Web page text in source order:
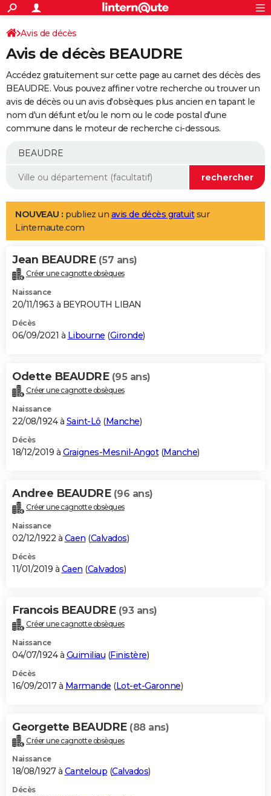
ACTUALITÉS
Politique
Société
Faits Divers
Education
Monde
Villes
+
SPORT
Coupe du monde 2026
Football
Tennis
Cyclisme
Rugby
Forum
Programme TV
TNT
Streaming
Cinéma
Sorties cinéma
Musique
+
FINANCE
Retraite
Epargne
Immobilier
Risques naturels par ville
Banque
Assurance
AUTO
Essais
Réserver un essai
Citadines
Berlines
SUV
Forum auto
+
Mobiles
Meilleur smartphone
Internet
Ordinateurs
Jeux vidéo
Guide high-tech
Aménagement intérieur
LIFESTYLE
Art de vivre
Bien-être
Loisirs
Mode
Modes de vie
Alimentation
Guide de la santé
Maladies
Médicaments
Sommeil
VOYAGE
Destinations
City break
Voyage nature
Voyage de noces
Forum
Climat
+PHOTO
GUIDES D'ACHAT
BONS PLANS
Carte de Noël
Carte Bonne année
Carte Saint-Valentin
Carte Pâques
Carte d'anniversaire
DICTIONNAIRE
Dictionnaire
Biographies
Citations
Expressions
Proverbes
PROGRAMME TV
S'inscrire
Se connecter
Lycées
Collèges
Primaires
Universités
Entreprises
Service militaire
Avis de recherche
AVIS DE DÉCÈS
Bricolage
Lifestyle
Culture
Sport
Auto
Television
Voyage
Cinema
Avis de décès
Avis de décès BEAUDRE
Accédez gratuitement sur cette page au carnet des décès des
BEAUDRE. Vous pouvez affiner votre recherche ou trouver un
avis de décès ou un avis d'obsèques plus ancien en tapant le
nom d'un défunt et/ou le nom ou le code postal d'une
commune dans le moteur de recherche ci-dessous.
NOUVEAU : publiez un avis de décès gratuitsur
Linternaute.com
Jean BEAUDRE (57 ans)
Créer une cagnotte obsèques
Naissance
20/11/1963 à BEYROUTH LIBAN
Décès
06/09/2021 à Libourne (Gironde)
Odette BEAUDRE (95 ans)
Créer une cagnotte obsèques
Naissance
22/08/1924 à Saint-Lô (Manche)
Décès
18/12/2019 à Graignes-Mesnil-Angot(Manche)
Andree BEAUDRE (96 ans)
Créer une cagnotte obsèques
Naissance
02/12/1922 à Caen (Calvados)
Décès
11/01/2019 à Caen (Calvados)
Francois BEAUDRE (93 ans)
Créer une cagnotte obsèques
Naissance
04/07/1924 à Guimiliau (Finistère)
Décès
16/09/2017 à Marmande (Lot-et-Garonne)
Georgette BEAUDRE (88 ans)
Créer une cagnotte obsèques
Naissance
18/08/1927 à Canteloup (Calvados)
Décès